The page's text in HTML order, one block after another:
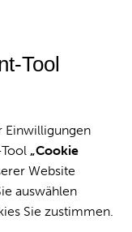
Tool
Einwilligungen
„Cookie
Website
auswählen
Sie zustimmen.